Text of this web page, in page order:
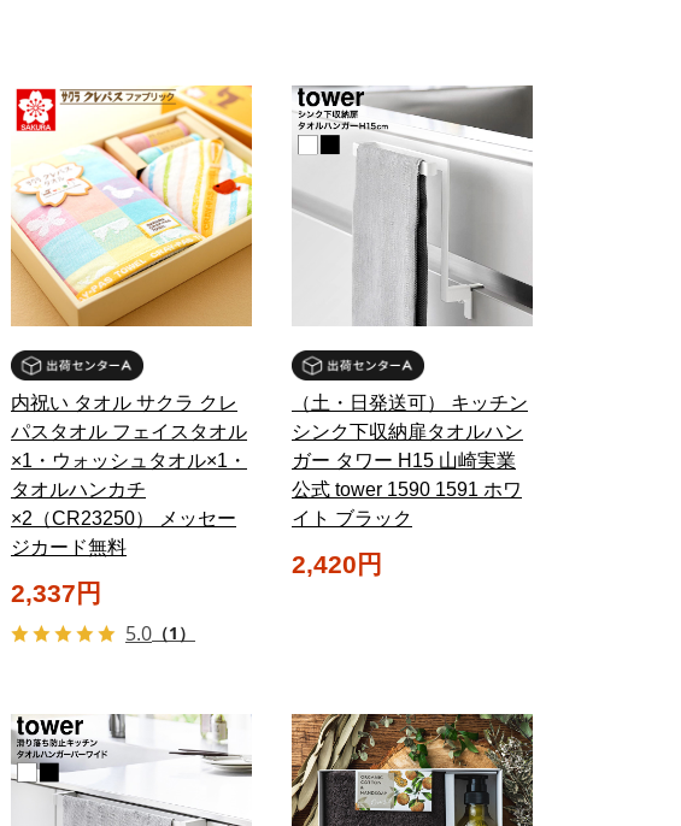
内祝い タオル サクラ クレ
パスタオル フェイスタオル
×1・ウォッシュタオル×1・
タオルハンカチ
×2（CR23250） メッセー
ジカード無料
2,337円
5.0 （1）
（土・日発送可） キッチン
シンク下収納扉タオルハン
ガー タワー H15 山崎実業
公式 tower 1590 1591 ホワ
イト ブラック
2,420円